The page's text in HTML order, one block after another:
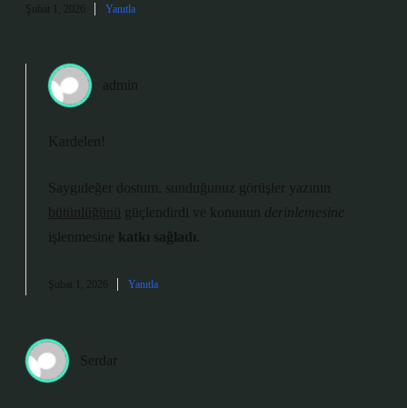
Şubat 1, 2026 Yanıtla
admin
Kardelen!
Saygıdeğer dostum, sunduğunuz görüşler yazının
bütünlüğünü
güçlendirdi ve konunun derinlemesine
işlenmesine katkı sağladı
Şubat 1, 2026 Yanıtla
Serdar